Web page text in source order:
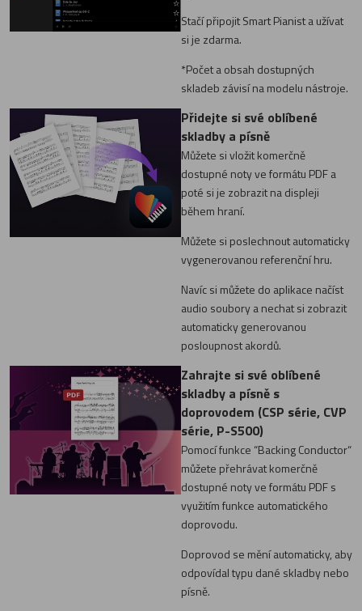
Stačí připojit Smart Pianist a užívat
si je zdarma.
*Počet a obsah dostupných
skladeb závisí na modelu nástroje.
Přidejte si své oblíbené
skladby a písně
Můžete si vložit komerčně
dostupné noty ve formátu PDF a
poté si je zobrazit na displeji
během hraní.
Můžete si poslechnout automaticky
vygenerovanou referenční hru.
Navíc si můžete do aplikace načíst
audio soubory a nechat si zobrazit
automaticky generovanou
posloupnost akordů.
Zahrajte si své oblíbené
skladby a písně s
doprovodem (CSP série, CVP
série, P-S500)
Pomocí funkce “Backing Conductor“
můžete přehrávat komerčně
dostupné noty ve formátu PDF s
využitím funkce automatického
doprovodu.
Doprovod se mění automaticky, aby
odpovídal typu dané skladby nebo
písně.